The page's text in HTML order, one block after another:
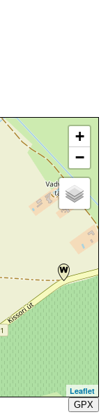
+
−
Leaflet
GPX